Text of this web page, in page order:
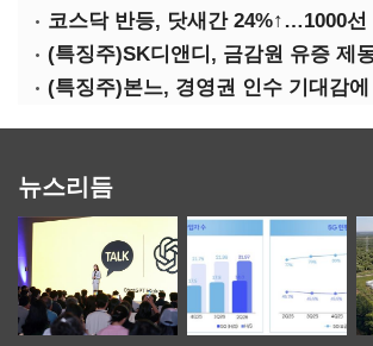
코스닥 반등, 닷새간 24%↑…1000선
뉴스리듬